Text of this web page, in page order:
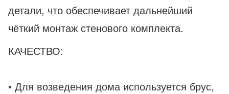
детали, что обеспечивает дальнейший
чёткий монтаж стенового комплекта.
КАЧЕСТВО:
• Для возведения дома используется брус,